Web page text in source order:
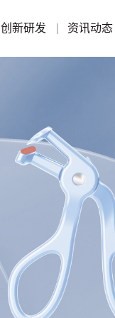
创新研发 资讯动态